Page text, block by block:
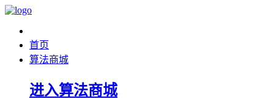
首页
算法商城
进入算法商城